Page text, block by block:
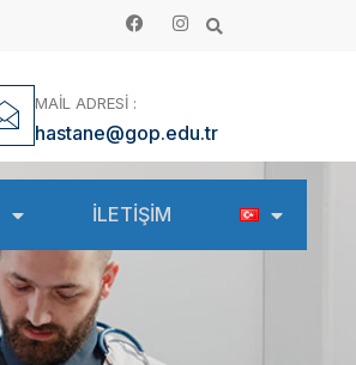
MAİL ADRESİ :
hastane@gop.edu.tr
İLETİŞİM